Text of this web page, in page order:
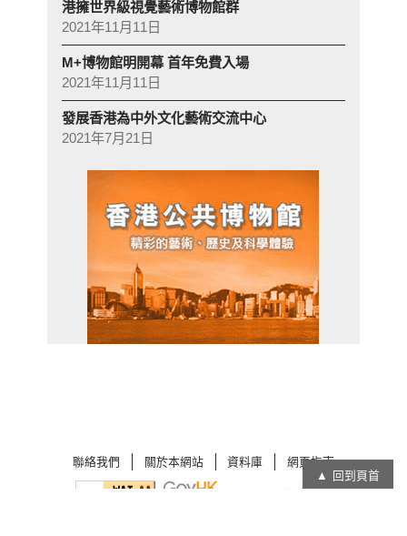
港擁世界級視覺藝術博物館群
2021年11月11日
M+博物館明開幕 首年免費入場
2021年11月11日
發展香港為中外文化藝術交流中心
2021年7月21日
聯絡我們 關於本網站 資料庫 網頁指南
回到頁首